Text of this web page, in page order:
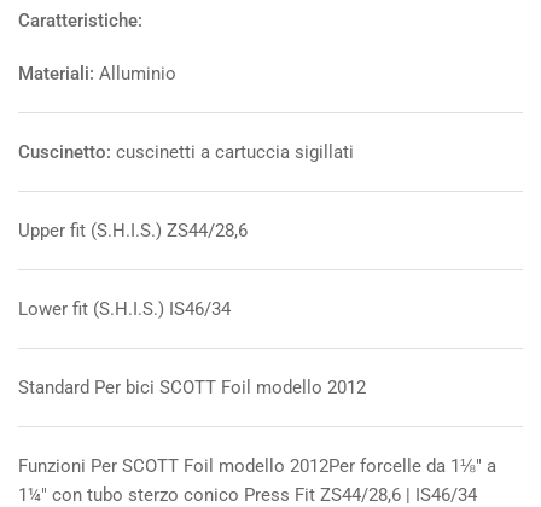
Caratteristiche:
Materiali: Alluminio
Cuscinetto: cuscinetti a cartuccia sigillati
Upper fit (S.H.I.S.) ZS44/28,6
Lower fit (S.H.I.S.) IS46/34
Standard Per bici SCOTT Foil modello 2012
Funzioni Per SCOTT Foil modello 2012Per forcelle da 1⅛" a
1¼" con tubo sterzo conico Press Fit ZS44/28,6 | IS46/34